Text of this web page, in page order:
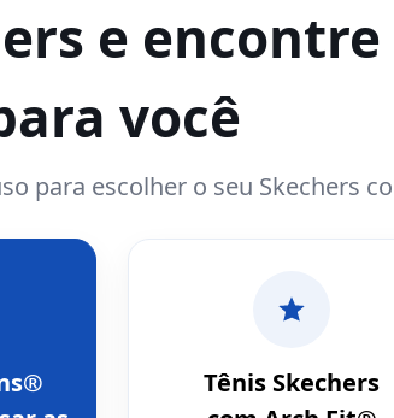
e
você
para escolher o seu Skechers
Tênis Skechers